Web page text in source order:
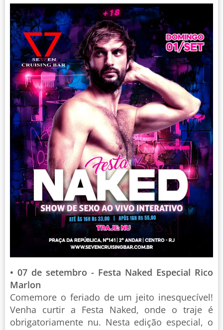
• 07 de setembro - Festa Naked Especial Rico
Marlon
Comemore o feriado de um jeito inesquecível!
Venha curtir a Festa Naked, onde o traje é
obrigatoriamente nu. Nesta edição especial, o